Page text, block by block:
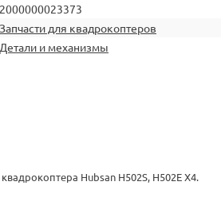
2000000023373
Запчасти для квадрокоптеров
Детали и механизмы
Hubsan H502S, H502EX4.